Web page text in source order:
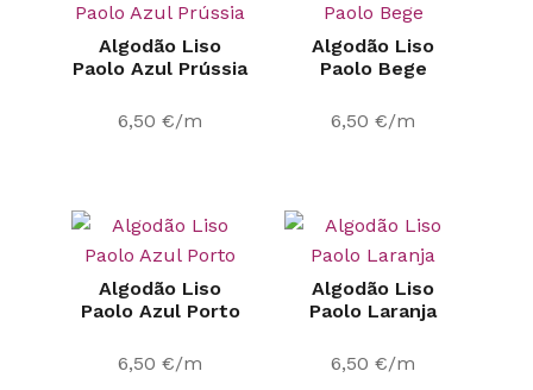
Algodão Liso
Paolo Azul Prússia
6,50 €/m
Algodão Liso
Paolo Bege
6,50 €/m
Algodão Liso
Paolo Azul Porto
6,50 €/m
Algodão Liso
Paolo Laranja
6,50 €/m